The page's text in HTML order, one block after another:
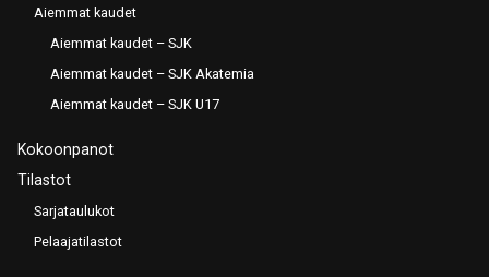
Aiemmat kaudet
Aiemmat kaudet – SJK
Aiemmat kaudet – SJK Akatemia
Aiemmat kaudet – SJK U17
Kokoonpanot
Tilastot
Sarjataulukot
Pelaajatilastot